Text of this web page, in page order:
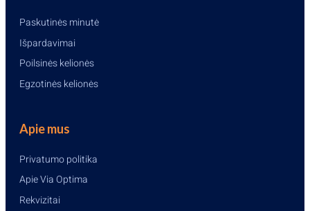
Paskutinės minutė
Išpardavimai
Poilsinės kelionės
Egzotinės kelionės
Apie mus
Privatumo politika
Apie Via Optima
Rekvizitai